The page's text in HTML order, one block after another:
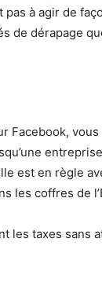
à agir de
de dérapage
Facebook,
est en règle
les coffres de
les taxes sans